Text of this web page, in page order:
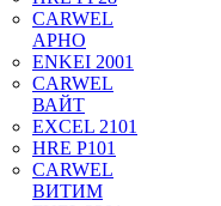
CARWEL
АРНО
ENKEI 2001
CARWEL
ВАЙТ
EXCEL 2101
HRE P101
CARWEL
ВИТИМ